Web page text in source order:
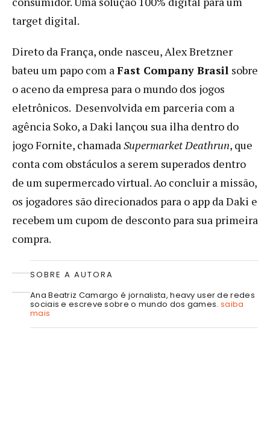
target digital.
Direto da França, onde nasceu, Alex Bretzner
bateu um papo com aFast Company Brasil sobre
o aceno da empresa para o mundo dos jogos
eletrônicos. Desenvolvida em parceria com a
agência Soko, a Daki lançou sua ilha dentro do
jogo Fornite, chamadaSupermarket Deathrun, que
conta com obstáculos a serem superados dentro
de um supermercado virtual. Ao concluir a missão,
os jogadores são direcionados para o app da Daki e
recebem um cupom de desconto para sua primeira
compra.
SOBRE A AUTORA
Ana Beatriz Camargo é jornalista, heavy user de redes
sociais e escreve sobre o mundo dos games. saiba
mais